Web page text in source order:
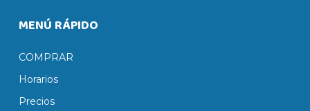
MENÚ RÁPIDO
COMPRAR
Horarios
Precios